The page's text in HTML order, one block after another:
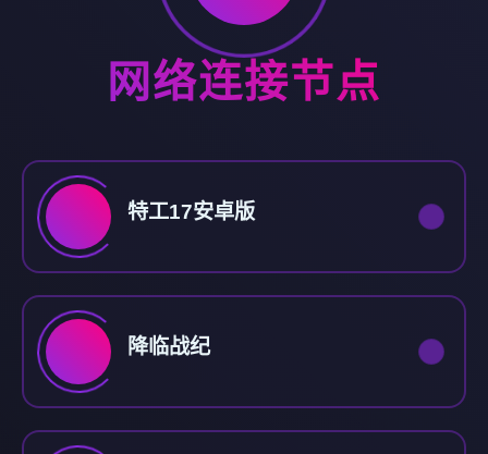
网络连接节点
特工17安卓版
降临战纪